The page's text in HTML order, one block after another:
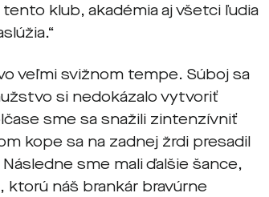
klub, akadémia aj všetci ľudia
veľmi svižnom tempe. Súboj sa
si nedokázalo vytvoriť
sme sa snažili zintenzívniť
kope sa na zadnej žrdi presadil
sme mali ďalšie šance,
ktorú náš brankár bravúrne